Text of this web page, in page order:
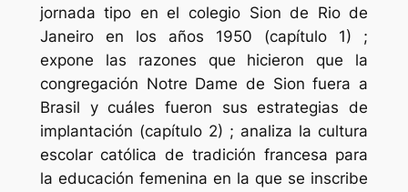
jornada tipo en el colegio Sion de Rio de
Janeiro en los años 1950 (capítulo 1) ;
expone las razones que hicieron que la
congregación Notre Dame de Sion fuera a
Brasil y cuáles fueron sus estrategias de
implantación (capítulo 2) ; analiza la cultura
escolar católica de tradición francesa para
la educación femenina en la que se inscribe